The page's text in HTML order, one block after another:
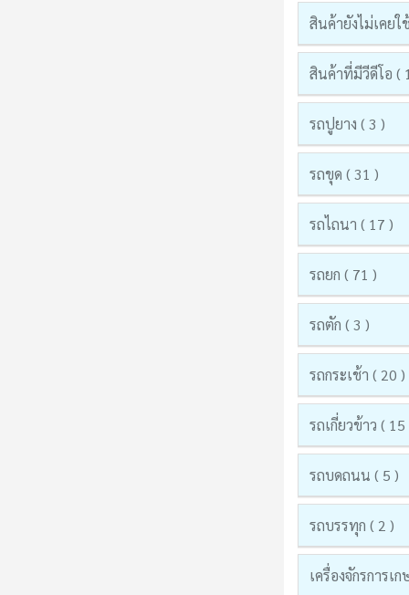
สินค้ายังไม่เคยใ
สินค้าที่มีวีดีโอ (
รถปูยาง ( 3 )
รถขุด ( 31 )
รถไถนา ( 17 )
รถยก ( 71 )
รถตัก ( 3 )
รถกระเช้า ( 20 )
รถเกี่ยวข้าว ( 15
รถบดถนน ( 5 )
รถบรรทุก ( 2 )
เครื่องจักรการเ